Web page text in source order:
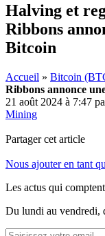
Halving et
Ribbons
Bitcoin
Accueil » Bitcoin
Ribbons annonce
21 août 2024 à 7:47
Mining
Partager cet article
Nous ajouter en tant
Les actus qui
Du lundi au vendredi,